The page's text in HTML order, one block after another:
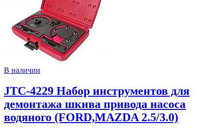
В наличии
JTC-4229 Набор инструментов для
демонтажа шкива привода насоса
водяного (FORD,MAZDA 2.5/3.0)